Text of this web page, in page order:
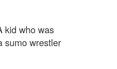
kid who was
sumo wrestler